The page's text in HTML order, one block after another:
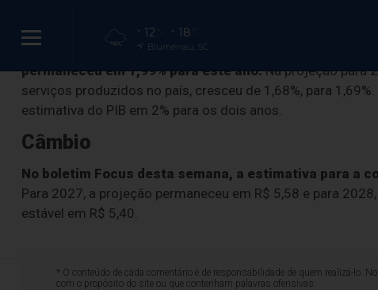
12 18
Blumenau, SC
Mercado
A estimativa média de Produto Interno Bruto (PIB),
permaneceu em 1,99% para este ano.Na projeção para
serviços produzidos no país, cresceu de 1,68%, para
estimativa do PIB em 2% para os dois anos.
Câmbio
No boletim Focus desta semana, a estimativa para a
Para 2027, a projeção permaneceu em R$ 5,58 e para
estável em R$ 5,40.
* O conteúdo de cada comentário é de responsabilidade de quem realizá-lo.
com o propósito do site ou que contenham palavras ofensivas.